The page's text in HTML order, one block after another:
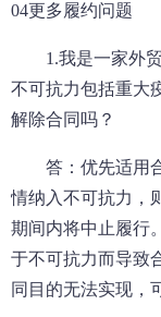
04更多履约问题
1.我是一家外贸
不可抗力包括重大
解除合同吗？
答：优先适用合
情纳入不可抗力，
期间内将中止履行
于不可抗力而导致
同目的无法实现，